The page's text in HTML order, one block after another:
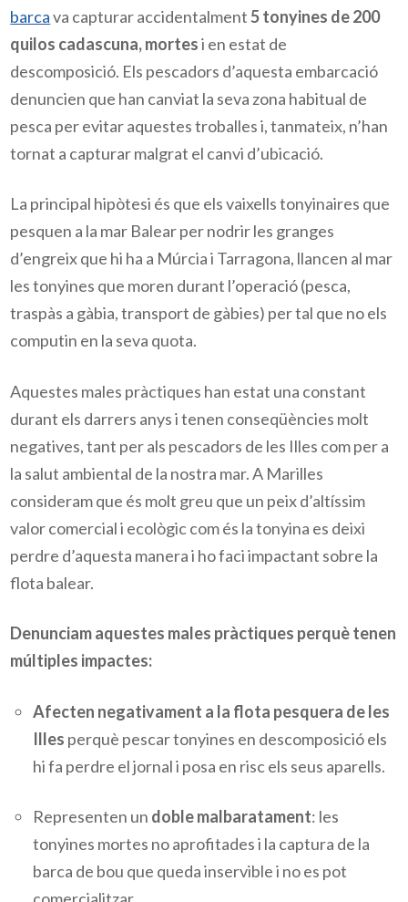
barcava capturar accidentalment5 tonyines de 200
quilos cadascuna,mortesi en estat de
descomposició. Els pescadors d’aquesta embarcació
denuncien que han canviat la seva zona habitual de
pesca per evitar aquestes troballes i, tanmateix, n’han
tornat a capturar malgrat el canvi d’ubicació.
La principal hipòtesi és que els vaixells tonyinaires que
pesquen a la mar Balear per nodrir les granges
d’engreix que hi ha a Múrcia i Tarragona, llancen al mar
les tonyines que moren durant l’operació (pesca,
traspàs a gàbia, transport de gàbies) per tal que no els
computin en la seva quota.
Aquestes males pràctiques han estat una constant
durant els darrers anys i tenen conseqüències molt
negatives, tant per als pescadors de les Illes com pera
la salut ambiental de la nostra mar. A Marilles
consideram que és molt greu que un peix d’altíssim
valor comercial i ecològic com és la tonyina es deixi
perdre d’aquesta manera i ho faci impactant sobre la
flota balear.
Denunciam aquestes males pràctiques perquè tenen
múltiples impactes:
Afecten negativament a la flota pesquera de les
Illes perquè pescar tonyines en descomposició els
hi fa perdre el jornal i posa en risc els seus aparells.
Representen un doble malbaratament: les
tonyines mortes no aprofitades i la captura de la
barca de bou que queda inservible i no es pot